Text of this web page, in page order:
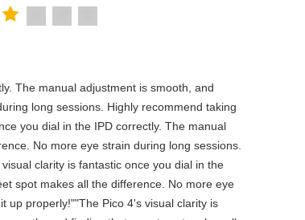
The manual adjustment is smooth, and
long sessions. Highly recommend taking
you dial in the IPD correctly. The manual
No more eye strain during long sessions.
clarity is fantastic once you dial in the
spot makes all the difference. No more eye
up properly!""The Pico 4's visual clarity is